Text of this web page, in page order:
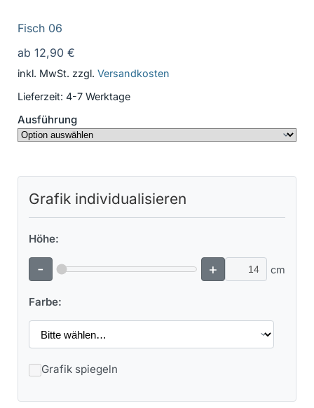
Fisch 06
ab 12,90 €
inkl. MwSt. zzgl. Versandkosten
Lieferzeit: 4-7 Werktage
Ausführung
Grafik individualisieren
Höhe:
- + cm
Farbe:
Grafik spiegeln